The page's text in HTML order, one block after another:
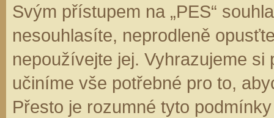
Svým přístupem na „PES“
nesouhlasíte, neprodleně
nepoužívejte jej. Vyhrazujeme
učiníme vše potřebné pro to,
Přesto je rozumné tyto